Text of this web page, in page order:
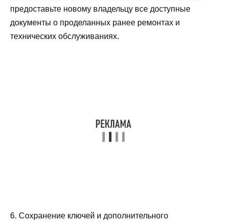
предоставьте новому владельцу все доступные
документы о проделанных ранее ремонтах и
технических обслуживаниях.
6. Сохранение ключей и дополнительного